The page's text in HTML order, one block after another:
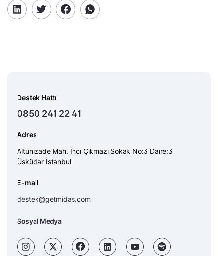
Destek Hattı
0850 241 22 41
Adres
Altunizade Mah. İnci Çıkmazı Sokak No:3 Daire:3
Üsküdar İstanbul
E-mail
destek@getmidas.com
Sosyal Medya